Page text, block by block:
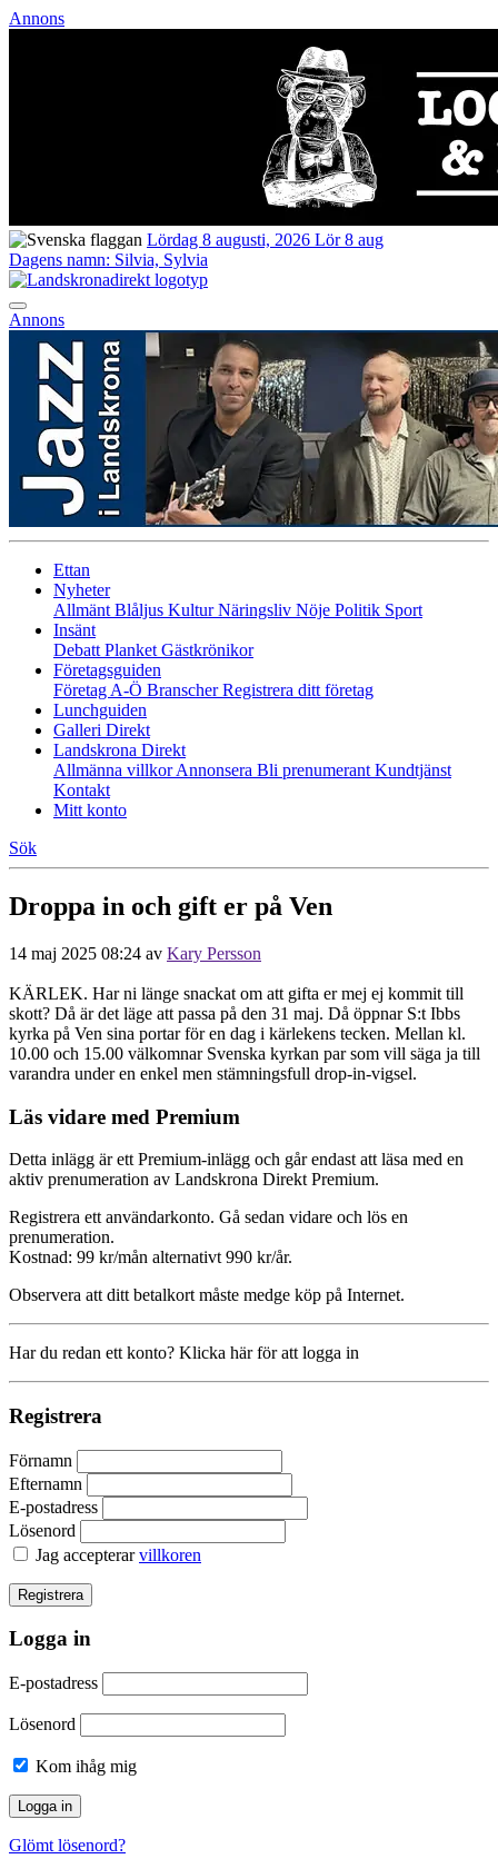
Annons
Lördag 8 augusti, 2026 Lör 8 aug
Dagens namn: Silvia, Sylvia
Annons
Ettan
Nyheter
Allmänt Blåljus KulturNäringsliv Nöje Politik Sport
Insänt
Debatt Planket Gästkrönikor
Företagsguiden
Företag A-Ö BranscherRegistrera ditt företag
Lunchguiden
Galleri Direkt
Landskrona Direkt
Allmänna villkorAnnonsera Bli prenumerant Kundtjänst
Kontakt
Mitt konto
Sök
Droppa in och gift er på Ven
14 maj 2025 08:24 av Kary Persson
KÄRLEK. Har ni länge snackat om att gifta er mej ej kommit till
skott? Då är det läge att passa på den 31 maj. Då öppnar S:t Ibbs
kyrka på Ven sina portar för en dag i kärlekens tecken. Mellan kl.
10.00 och 15.00 välkomnar Svenska kyrkan par som vill säga ja till
varandra under en enkel men stämningsfull drop-in-vigsel.
Läs vidare med Premium
Detta inlägg är ett Premium-inlägg och går endast att läsa med en
aktiv prenumeration av Landskrona Direkt Premium.
Registrera ett användarkonto. Gå sedan vidare och lös en
prenumeration.
Kostnad: 99 kr/mån alternativt 990 kr/år.
Observera att ditt betalkort måste medge köp på Internet.
Har du redan ett konto? Klicka här för att logga in
Registrera
Förnamn
Efternamn
E-postadress
Lösenord
Jag accepterarvillkoren
Logga in
E-postadress
Lösenord
Kom ihåg mig
Glömt lösenord?